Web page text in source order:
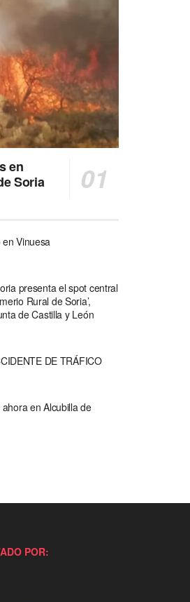
en
Soria
Vinuesa
presenta el spot central
Rural de Soria’,
de Castilla y León
DE TRÁFICO
en Alcubilla de
POR: